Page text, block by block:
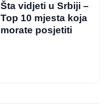
Šta vidjeti u Srbiji –
Top 10 mjesta koja
morate posjetiti